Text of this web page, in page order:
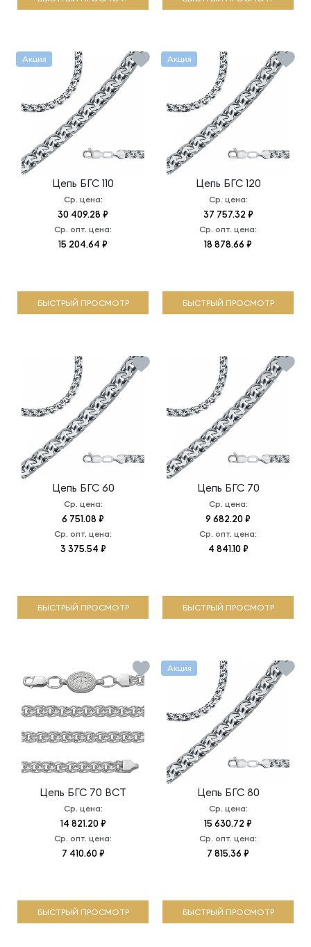
Цепь БГС 110
Ср. цена:
30 409.28 ₽
Ср. опт. цена:
15 204.64 ₽
Акция
БЫСТРЫЙ ПРОСМОТР
Цепь БГС 120
Ср. цена:
37 757.32 ₽
Ср. опт. цена:
18 878.66 ₽
Акция
БЫСТРЫЙ ПРОСМОТР
Цепь БГС 60
Ср. цена:
6 751.08 ₽
Ср. опт. цена:
3 375.54 ₽
БЫСТРЫЙ ПРОСМОТР
Цепь БГС 70
Ср. цена:
9 682.20 ₽
Ср. опт. цена:
4 841.10 ₽
БЫСТРЫЙ ПРОСМОТР
Цепь БГС 70 ВСТ
Ср. цена:
14 821.20 ₽
Ср. опт. цена:
7 410.60 ₽
БЫСТРЫЙ ПРОСМОТР
Цепь БГС 80
Ср. цена:
15 630.72 ₽
Ср. опт. цена:
7 815.36 ₽
Акция
БЫСТРЫЙ ПРОСМОТР